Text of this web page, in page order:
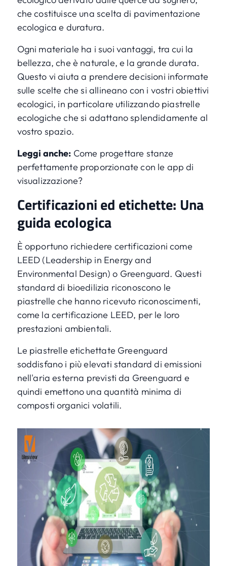
che costituisce una scelta di pavimentazione
ecologica e duratura.
Ogni materiale ha i suoi vantaggi, tra cui la
bellezza, che è naturale, e la grande durata.
Questo vi aiuta a prendere decisioni informate
sulle scelte che si allineano con i vostri obiettivi
ecologici, in particolare utilizzando piastrelle
ecologiche che si adattano splendidamente al
vostro spazio.
Leggi anche: Come progettare stanze
perfettamente proporzionate con le app di
visualizzazione?
Certificazioni ed etichette: Una
guida ecologica
È opportuno richiedere certificazioni come
LEED (Leadership in Energy and
Environmental Design) o Greenguard. Questi
standard di bioedilizia riconoscono le
piastrelle che hanno ricevuto riconoscimenti,
come la certificazione LEED, per le loro
prestazioni ambientali.
Le piastrelle etichettate Greenguard
soddisfano i più elevati standard di emissioni
nell'aria esterna previsti da Greenguard e
quindi emettono una quantità minima di
composti organici volatili.